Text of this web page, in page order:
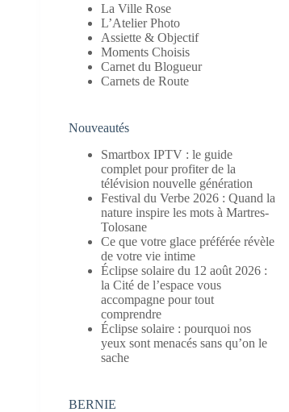
La Ville Rose
L’Atelier Photo
Assiette & Objectif
Moments Choisis
Carnet du Blogueur
Carnets de Route
Nouveautés
Smartbox IPTV : le guide
complet pour profiter de la
télévision nouvelle génération
Festival du Verbe 2026 : Quand la
nature inspire les mots à Martres-
Tolosane
Ce que votre glace préférée révèle
de votre vie intime
Éclipse solaire du 12 août 2026 :
la Cité de l’espace vous
accompagne pour tout
comprendre
Éclipse solaire : pourquoi nos
yeux sont menacés sans qu’on le
sache
BERNIE